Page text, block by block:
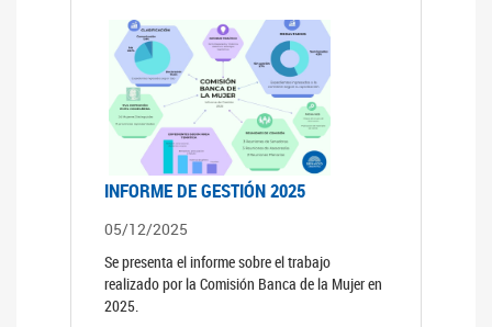
INFORME DE GESTIÓN 2025
05/12/2025
Se presenta el informe sobre el trabajo
realizado por la Comisión Banca de la Mujer en
2025.